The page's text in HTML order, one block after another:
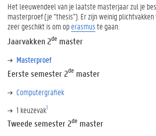
Het leeuwendeel van je laatste masterjaar zul je
masterproef (je “thesis”). Er zijn weinig
zeer geschikt is om operasmuste gaan.
Jaarvakken 2de master
Masterproef
Eerste semester 2de master
Computergrafiek
1 keuzevak1
Tweede semester 2de master